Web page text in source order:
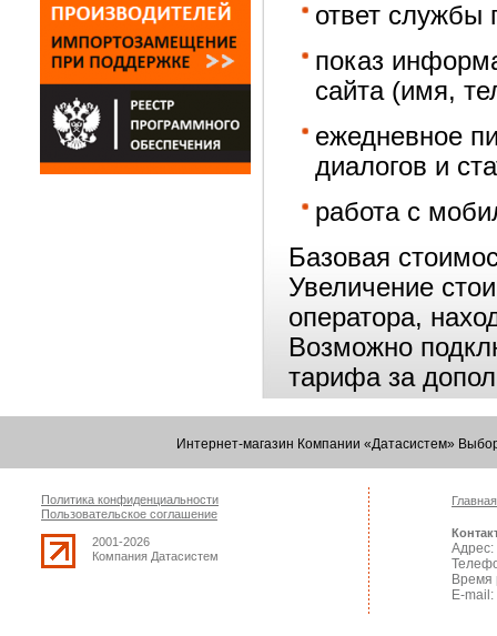
ответ службы
показ
сайта (имя,
ежедневное
диалогов и
работа с
Базовая
Увеличение
оператора,
Возможно
тарифа за
Интернет-магазин Компании «Датасистем»
Политика конфиденциальности
Пользовательское соглашение
2001-2026
Компания Датасистем
Главная
Адрес:
Время
E-